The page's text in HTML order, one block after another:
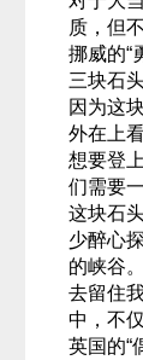
质，但
挪威的“
三块石
因为这
外在上
想要登
们需要
这块石
少醉心
的峡谷。
去留住
中，不
英国的“